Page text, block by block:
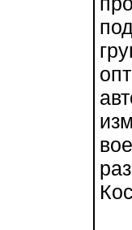
В